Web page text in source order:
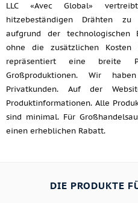
LLC «Avec Global»
hitzebeständigen Drähten
aufgrund der technologischen
ohne die zusätzlichen Kosten
repräsentiert eine breite
Großproduktionen. Wir
Privatkunden. Auf der
Produktinformationen. Alle
sind minimal. Für
einen erheblichen Rabatt.
DIE PRODUKTE